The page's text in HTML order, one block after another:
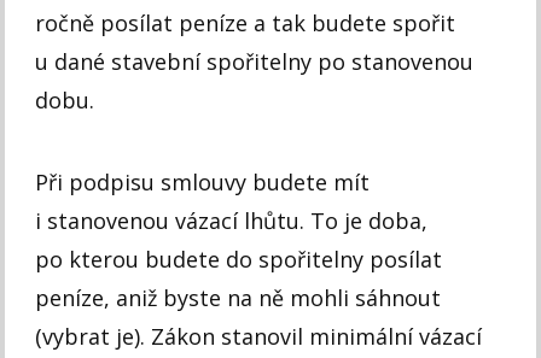
ročně posílat peníze a tak budete spořit
u dané stavební spořitelny po stanovenou
dobu.
Při podpisu smlouvy budete mít
i stanovenou vázací lhůtu. To je doba,
po kterou budete do spořitelny posílat
peníze, aniž byste na ně mohli sáhnout
(vybrat je). Zákon stanovil minimální vázací